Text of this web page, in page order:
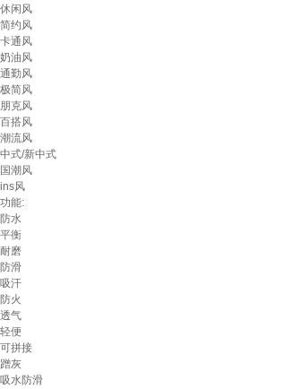
休闲风
简约风
卡通风
奶油风
通勤风
极简风
朋克风
百搭风
潮流风
中式/新中式
国潮风
ins风
功能:
防水
平衡
耐磨
防滑
吸汗
防火
透气
轻便
可拼接
蹭灰
吸水防滑